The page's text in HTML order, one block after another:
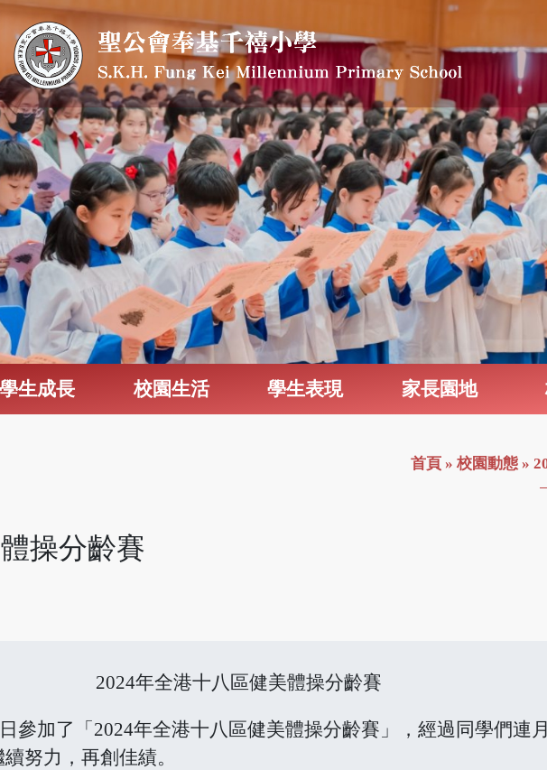
學生成長 校園生活 學生表現 家長園地
首頁 » 校園動態»
操分齡賽
2024年全港十八區健美體操分齡賽
參加了「2024年全港十八區健美體操分齡賽」，經過同學們連
努力，再創佳績。